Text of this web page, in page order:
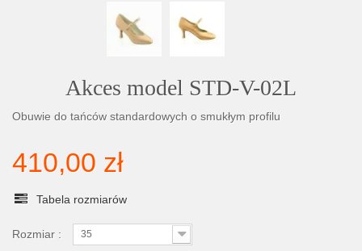
Akces model STD-V-02L
Obuwie do tańców standardowych o smukłym profilu
410,00 zł
Tabela rozmiarów
Rozmiar : 35